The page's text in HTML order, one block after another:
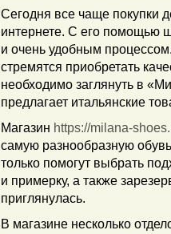
Сегодня все чаще покупки
интернете. С его помощью
и очень удобным
стремятся приобретать
необходимо заглянуть в
предлагает итальянские
Магазин https://milana-
самую разнообразную
только помогут выбрать
и примерку, а также
приглянулась.
В магазине несколько